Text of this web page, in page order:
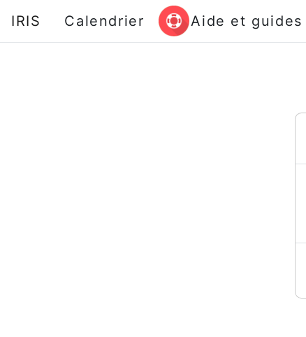
Passer au contenu principal
IRIS
Calendrier Aide et guides